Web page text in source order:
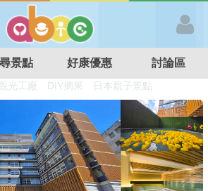
景點 好康優惠 討論區
光工廠 DIY摘果
日本親子景點
惠 台北親子餐廳 溫泉泡湯SPA